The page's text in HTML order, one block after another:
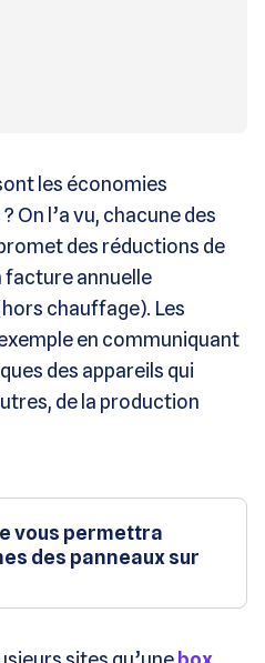
les économies
On l’a vu, chacune des
des réductions de
facture annuelle
chauffage). Les
en communiquant
des appareils qui
de la production
vous permettra
des panneaux sur